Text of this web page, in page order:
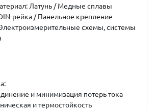
Латунь / Медные сплавы
рейка / Панельное крепление
схемы, системы
и минимизация потерь тока
и термостойкость